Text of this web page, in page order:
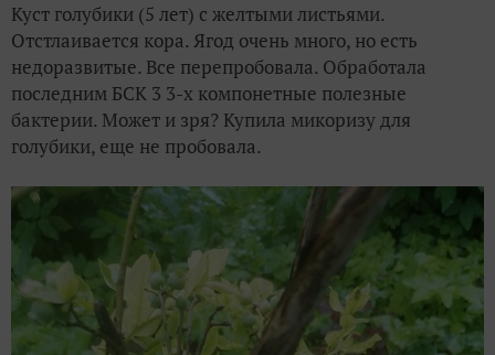
Куст голубики (5 лет) с желтыми листьями.
Отстлаивается кора. Ягод очень много, но есть
недоразвитые. Все перепробовала. Обработала
последним БСК 3 3-х компонетные полезные
бактерии. Может и зря? Купила микоризу для
голубики, еще не пробовала.